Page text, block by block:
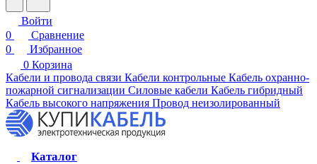
Войти
0
Сравнение
0
Избранное
0 Корзина
Кабели и провода связи Кабели контрольные Кабель охранно-
пожарной сигнализации Силовые кабели Кабель гибридный
Кабель высокого напряжения Провод неизолированный
Каталог